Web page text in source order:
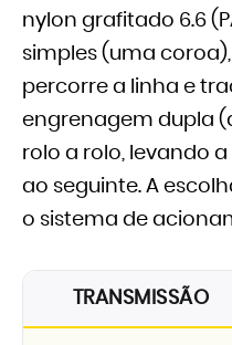
nylon grafitado 6.6
simples (uma
percorre a linha e
engrenagem dupla
rolo a rolo, levando
ao seguinte. A
o sistema de
TRANSMISSÃO